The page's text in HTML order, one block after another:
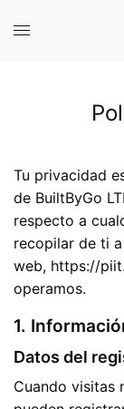
Tu privacidad
de BuiltByGo
respecto a
recopilar de ti
web, https://
operamos.
1.
Datos del
Cuando visitas